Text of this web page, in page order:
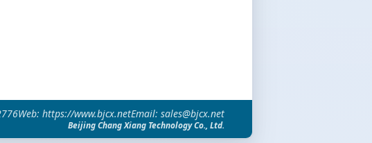
Web: https://www.bjcx.netEmail: sales@bjcx.net
Beijing Chang Xiang Technology Co., Ltd.